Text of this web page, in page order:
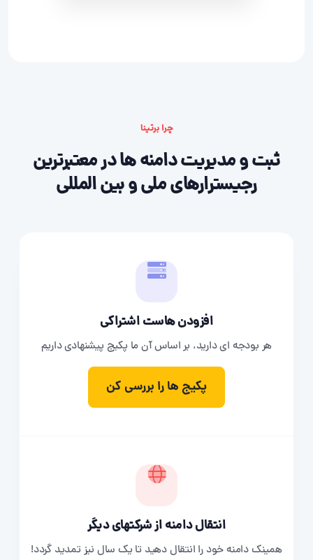
چرا برتینا
ثبت و مدیریت دامنه ها در معتبرترین
رجیسترارهای ملی و بین المللی
افزودن هاست اشتراکی
هر بودجه ای دارید، بر اساس آن ما پکیج پیشنهادی داریم
پکیج ها را بررسی کن
انتقال دامنه از شرکتهای دیگر
همینک دامنه خود را انتقال دهید تا یک سال نیز تمدید گردد!